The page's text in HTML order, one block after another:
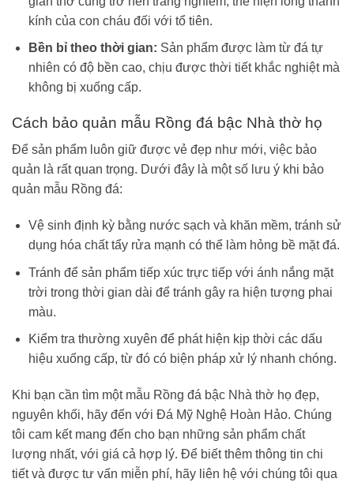
kính của con cháu đối với tổ tiên.
Bền bỉ theo thời gian: Sản phẩm được làm từ đá tự
nhiên có độ bền cao, chịu được thời tiết khắc nghiệt mà
không bị xuống cấp.
Cách bảo quản mẫu Rồng đá bậc Nhà thờ họ
Để sản phẩm luôn giữ được vẻ đẹp như mới, việc bảo
quản là rất quan trọng. Dưới đây là một số lưu ý khi bảo
quản mẫu Rồng đá:
Vệ sinh định kỳ bằng nước sạch và khăn mềm, tránh sử
dụng hóa chất tẩy rửa mạnh có thể làm hỏng bề mặt đá.
Tránh để sản phẩm tiếp xúc trực tiếp với ánh nắng mặt
trời trong thời gian dài để tránh gây ra hiện tượng phai
màu.
Kiểm tra thường xuyên để phát hiện kịp thời các dấu
hiệu xuống cấp, từ đó có biện pháp xử lý nhanh chóng.
Khi bạn cần tìm một mẫu Rồng đá bậc Nhà thờ họ đẹp,
nguyên khối, hãy đến với Đá Mỹ Nghệ Hoàn Hảo. Chúng
tôi cam kết mang đến cho bạn những sản phẩm chất
lượng nhất, với giá cả hợp lý. Để biết thêm thông tin chi
tiết và được tư vấn miễn phí, hãy liên hệ với chúng tôi qua